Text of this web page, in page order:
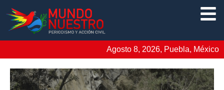
Agosto 8, 2026, Puebla, México